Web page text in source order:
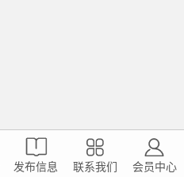
发布信息 联系我们 会员中心